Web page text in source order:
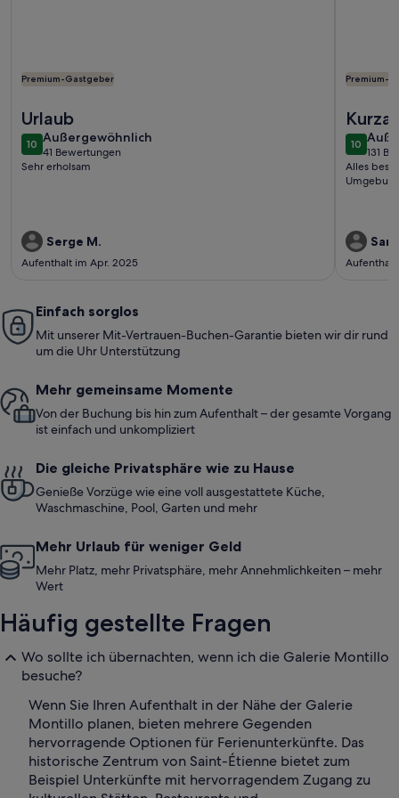
Premium-Gastgeber
Urlaub
1010 von 10
Außergewöhnlich
außergewöhnlich
41 Bewertungen
(41
Sehr erholsam
Serge M.
Aufenthalt im Apr. 2025
Premium-
1010 von
131
(131
Alles
Einfach sorglos
Mit unserer Mit-Vertrauen-Buchen-Garantie bieten wir dir rund
um die Uhr Unterstützung
Mehr gemeinsame Momente
Von der Buchung bis hin zum Aufenthalt – der gesamte Vorgang
ist einfach und unkompliziert
Die gleiche Privatsphäre wie zu Hause
Genieße Vorzüge wie eine voll ausgestattete Küche,
Waschmaschine, Pool, Garten und mehr
Mehr Urlaub für weniger Geld
Mehr Platz, mehr Privatsphäre, mehr Annehmlichkeiten – mehr
Wert
Häufig gestellte Fragen
Wo sollte ich übernachten, wenn ich die Galerie Montillo
besuche?
Wenn Sie Ihren Aufenthalt in der Nähe der Galerie
Montillo planen, bieten mehrere Gegenden
hervorragende Optionen für Ferienunterkünfte. Das
historische Zentrum von Saint-Étienne bietet zum
Beispiel Unterkünfte mit hervorragendem Zugang zu